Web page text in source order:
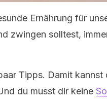
Ernährung für
zwingen solltest,
Tipps. Damit kannst
du musst dir keine